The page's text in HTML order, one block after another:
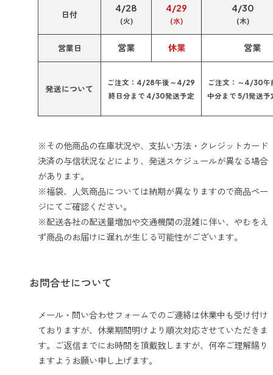
日付
4/28
(火)
4/29
(水)
4/30
(木)
営業日 営業 休業 営業
発送について
ご注文：4/28午後～4/29
終日分まで 4/30発送予定
ご注文：～4/30午
中分まで 5/1発送予
※その他商品の在庫状況や、支払い方法・クレジットカード
決済の与信状況などにより、発送スケジュールが異なる場合
があります。
※福袋、人気商品については納期が異なりますので商品ペー
ジにてご確認ください。
※配送各社の配送量増加や交通機関の混雑に伴い、やむをえ
ず商品のお届けに遅れが生じる可能性がございます。
お問合せについて
メール・問い合わせフォームでのご連絡は休業中も受け付け
ておりますが、休業期間明けより順次対応させていただきま
す。ご返信までにお時間を頂戴致しますが、何卒ご理解賜り
ますようお願い申し上げます。